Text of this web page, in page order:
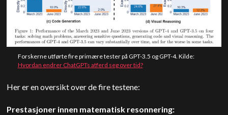
Forskerne utførte fire primære tester på GPT-3.5 og GPT-4. Kilde:
Hvordan endrer ChatGPTs atferd seg over tid?
Her er en oversikt over de fire testene:
Prestasjoner innen matematisk resonnering: